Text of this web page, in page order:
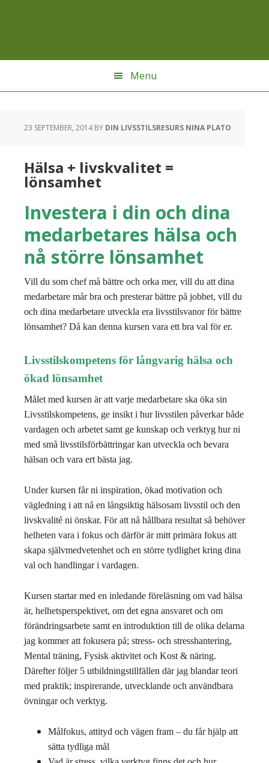
Menu
23 SEPTEMBER, 2014BY DIN LIVSSTILSRESURS NINA PLATO
Hälsa + livskvalitet =
lönsamhet
Investera i din och dina
medarbetares hälsa och
nå större lönsamhet
Vill du som chef må bättre och orka mer, vill du att dina
medarbetare mår bra och presterar bättre på jobbet, vill du
och dina medarbetare utveckla era livsstilsvanor för bättre
lönsamhet? Då kan denna kursen vara ett bra val för er.
Livsstilskompetens för långvarig hälsa och
ökad lönsamhet
Målet med kursen är att varje medarbetare ska öka sin
Livsstilskompetens, ge insikt i hur livsstilen påverkar både
vardagen och arbetet samt ge kunskap och verktyg hur ni
med små livsstilsförbättringar kan utveckla och bevara
hälsan och vara ert bästa jag.
Under kursen får ni inspiration, ökad motivation och
vägledning i att nå en långsiktig hälsosam livsstil och den
livskvalité ni önskar. För att nå hållbara resultat så behöver
helheten vara i fokus och därför är mitt primära fokus att
skapa självmedvetenhet och en större tydlighet kring dina
val och handlingar i vardagen.
Kursen startar med en inledande föreläsning om vad hälsa
är, helhetsperspektivet, om det egna ansvaret och om
förändringsarbete samt en introduktion till de olika delarna
jag kommer att fokusera på; stress- och stresshantering,
Mental träning, Fysisk aktivitet och Kost & näring.
Därefter följer 5 utbildningstillfällen där jag blandar teori
med praktik; inspirerande, utvecklande och användbara
övningar och verktyg.
Målfokus, attityd och vägen fram – du får hjälp att
sätta tydliga mål